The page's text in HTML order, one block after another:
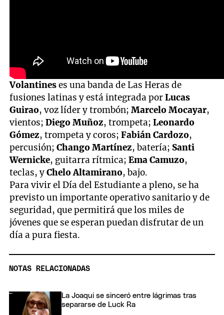
Volantineses una banda de Las Heras de
fusiones latinas y está integrada porLucas
Guirao, voz líder y trombón;Marcelo Mocayar,
vientos;Diego Muñoz, trompeta;Leonardo
Gómez, trompeta y coros;Fabián Cardozo,
percusión;Chango Martínez, batería; Santi
Wernicke, guitarra rítmica;Ema Camuzo,
teclas, yChelo Altamirano, bajo.
Para vivir el Día del Estudiante a pleno, se ha
previsto un importante operativo sanitario y de
seguridad, que permitirá que los miles de
jóvenes que se esperan puedan disfrutar de un
día a pura fiesta.
NOTAS RELACIONADAS
La Joaqui se sinceró entre lágrimas tras
separarse de Luck Ra